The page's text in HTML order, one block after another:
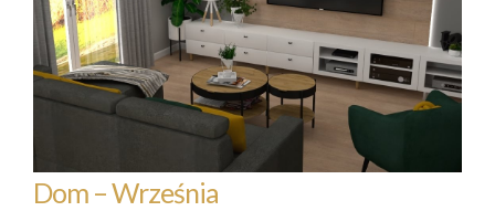
Dom – Września
#Dom
Dom – Września